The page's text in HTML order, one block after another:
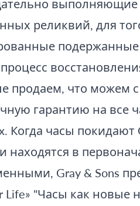
выполняющие
реликвий, для
подержанные
продаем, что можем
гарантию на все
Когда часы покидают
находятся в
Gray & Sons
Life» "Часы как новые